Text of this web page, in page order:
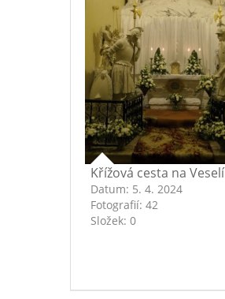
Křížová cesta na Veselí
Datum: 5. 4. 2024
Fotografií: 42
Složek: 0